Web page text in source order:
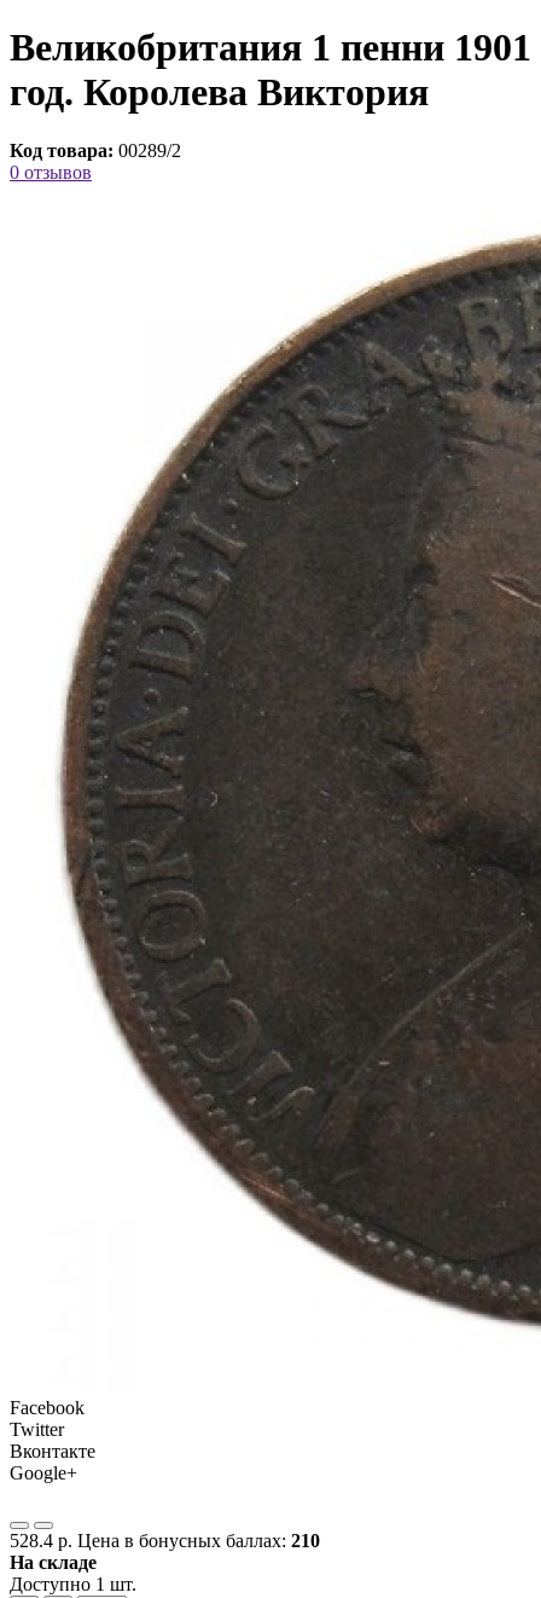
Великобритания 1 пенни 1901
год. Королева Виктория
Код товара: 00289/2
0 отзывов
Facebook
Twitter
Вконтакте
Google+
528.4 р. Цена в бонусных баллах: 210
На складе
Доступно 1 шт.